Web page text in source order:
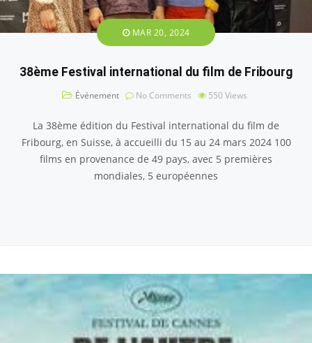
MAR 20, 2024
38ème Festival international du film de Fribourg
Événement No Comments 550 Views
La 38ème édition du Festival international du film de
Fribourg, en Suisse, à accueilli du 15 au 24 mars 2024 100
films en provenance de 49 pays, avec 5 premières
mondiales, 5 européennes